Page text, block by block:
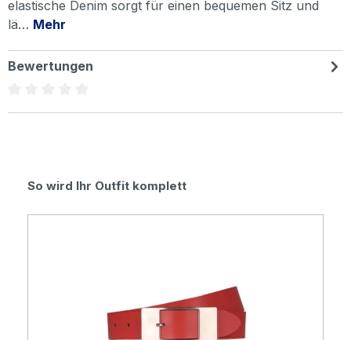
elastische Denim sorgt für einen bequemen Sitz und
lä… Mehr
Bewertungen
Produktgalerie überspringen
So wird Ihr Outfit komplett